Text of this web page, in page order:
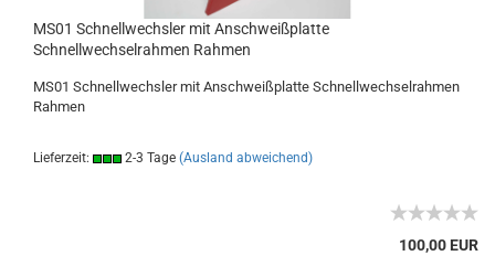
MS01 Schnellwechsler mit Anschweißplatte
Schnellwechselrahmen Rahmen
MS01 Schnellwechsler mit Anschweißplatte Schnellwechselrahmen
Rahmen
Lieferzeit: 2-3 Tage (Ausland abweichend)
100,00 EUR